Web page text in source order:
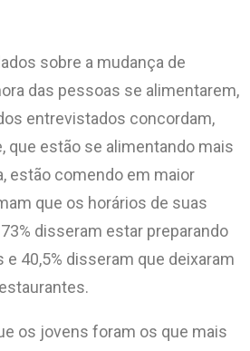
sobre a mudança de
das pessoas se alimentarem,
entrevistados concordam,
que estão se alimentando mais
estão comendo em maior
que os horários de suas
disseram estar preparando
40,5% disseram que deixaram
os jovens foram os que mais